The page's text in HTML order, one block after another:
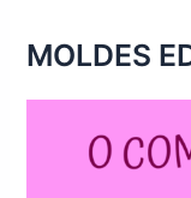
MOLDES